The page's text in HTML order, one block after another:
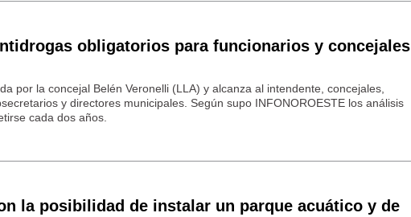
obligatorios para funcionarios y concejales
por la concejal Belén Veronelli (LLA) y alcanza al intendente, concejales,
y directores municipales. Según supo INFONOROESTE los análisis
cada dos años.
la posibilidad de instalar un parque acuático y de